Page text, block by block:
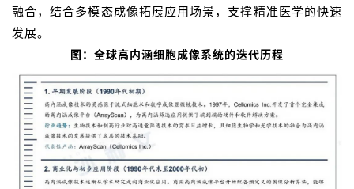
融合，结合多模态成像拓展应用场景，支撑精准医学的快速
发展。
图：全球高内涵细胞成像系统的迭代历程